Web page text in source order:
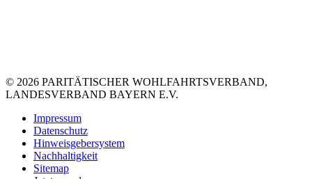
© 2026 PARITÄTISCHER WOHLFAHRTSVERBAND,
LANDESVERBAND BAYERN E.V.
Impressum
Datenschutz
Hinweisgebersystem
Nachhaltigkeit
Sitemap